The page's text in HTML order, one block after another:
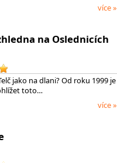
více »
na Oslednicích
jako na dlani? Od roku 1999 je
toto…
více »